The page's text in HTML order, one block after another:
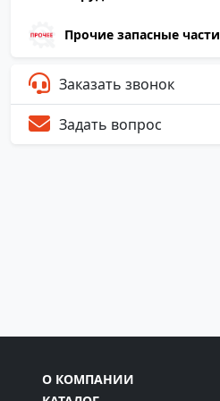
Прочие запасные части
Заказать звонок
Задать вопрос
О КОМПАНИИ